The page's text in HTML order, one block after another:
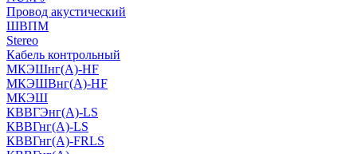
Провод акустический
ШВПМ
Stereo
Кабель контрольный
МКЭШнг(A)-HF
МКЭШВнг(А)-HF
МКЭШ
КВВГЭнг(А)-LS
КВВГнг(А)-LS
КВВГнг(А)-FRLS